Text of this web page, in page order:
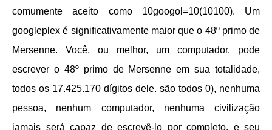
comumente aceito como 10googol=10(10100). Um
googleplex é significativamente maior que o 48º primo de
Mersenne. Você, ou melhor, um computador, pode
escrever o 48º primo de Mersenne em sua totalidade,
todos os 17.425.170 dígitos dele. são todos 0), nenhuma
pessoa, nenhum computador, nenhuma civilização
jamais será capaz de escrevê-lo por completo. e seu